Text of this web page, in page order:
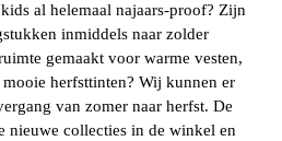
al helemaal najaars-proof? Zijn
inmiddels naar zolder
gemaakt voor warme vesten,
herfsttinten? Wij kunnen er
van zomer naar herfst. De
nieuwe collecties in de winkel en